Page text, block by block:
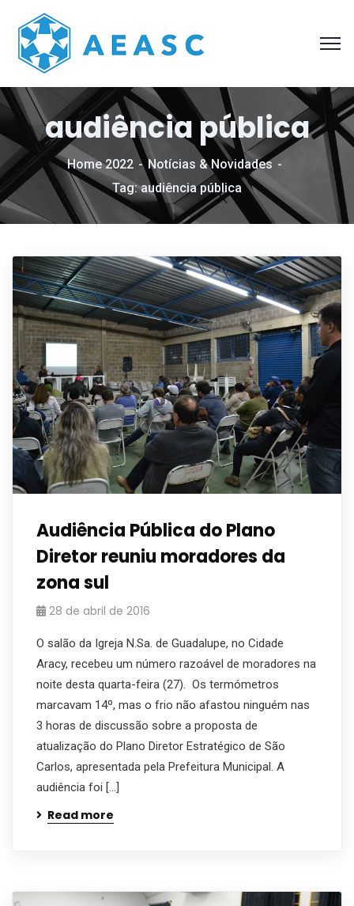
audiência pública
Home 2022
Notícias & Novidades
Tag: audiência pública
Audiência Pública do Plano
Diretor reuniu moradores da
zona sul
28 de abril de 2016
O salão da Igreja N.Sa. de Guadalupe, no Cidade
Aracy, recebeu um número razoável de moradores na
noite desta quarta-feira (27). Os termómetros
marcavam 14º, mas o frio não afastou ninguém nas
3 horas de discussão sobre a proposta de
atualização do Plano Diretor Estratégico de São
Carlos, apresentada pela Prefeitura Municipal. A
audiência foi […]
Read more